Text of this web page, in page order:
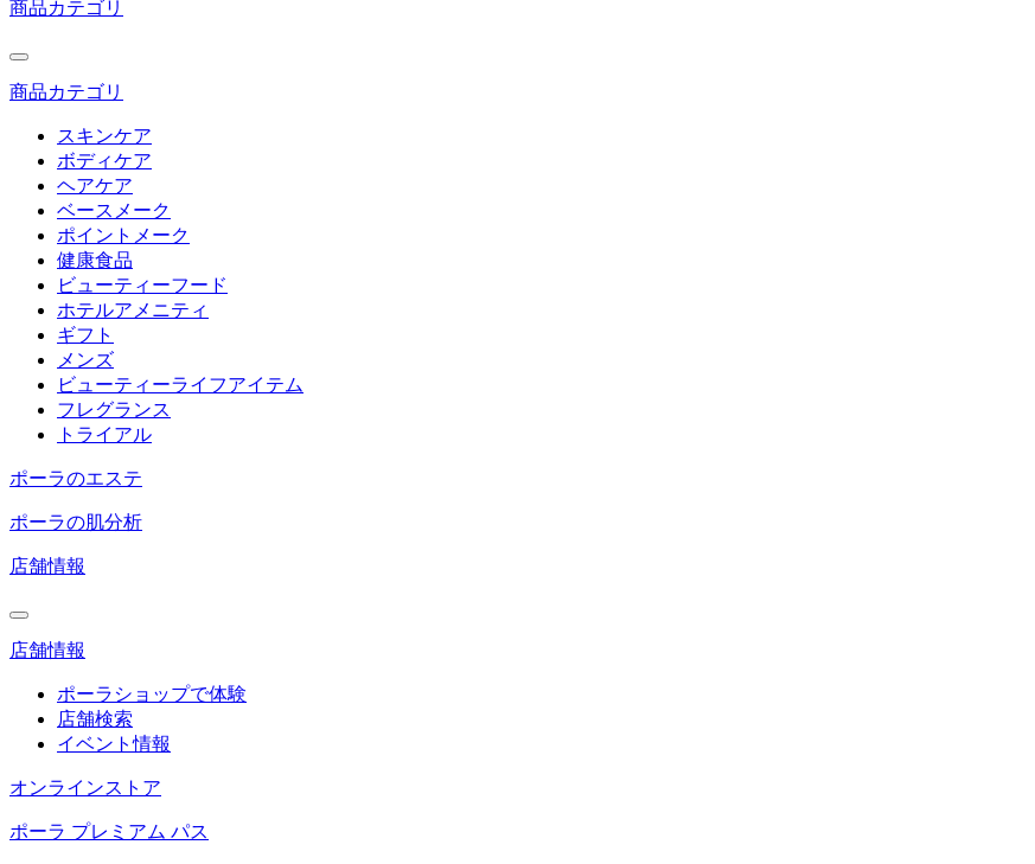
商品カテゴリ
商品カテゴリ
スキンケア
ボディケア
ヘアケア
ベースメーク
ポイントメーク
健康食品
ビューティーフード
ホテルアメニティ
ギフト
メンズ
ビューティーライフアイテム
フレグランス
トライアル
ポーラのエステ
ポーラの肌分析
店舗情報
店舗情報
ポーラショップで体験
店舗検索
イベント情報
オンラインストア
ポーラ プレミアム パス